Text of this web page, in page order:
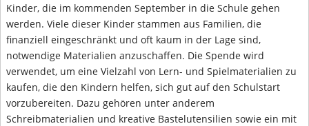
Kinder, die im kommenden September in die Schule gehen
werden. Viele dieser Kinder stammen aus Familien, die
finanziell eingeschränkt und oft kaum in der Lage sind,
notwendige Materialien anzuschaffen. Die Spende wird
verwendet, um eine Vielzahl von Lern- und Spielmaterialien zu
kaufen, die den Kindern helfen, sich gut auf den Schulstart
vorzubereiten. Dazu gehören unter anderem
Schreibmaterialien und kreative Bastelutensilien sowie ein mit